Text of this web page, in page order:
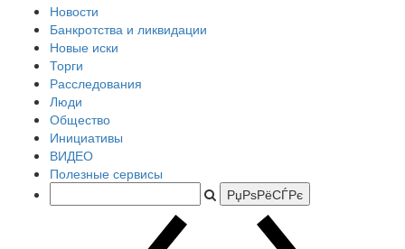
Новости
Банкротства и ликвидации
Новые иски
Торги
Расследования
Люди
Общество
Инициативы
ВИДЕО
Полезные сервисы